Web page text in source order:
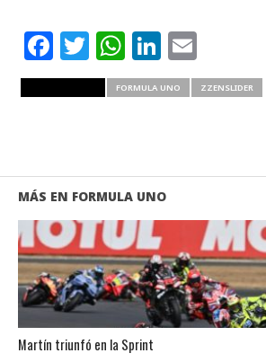
Facebook
Twitter
WhatsApp
LinkedIn
Email
FORMULA UNO ZZENSLIDER
MÁS EN FORMULA UNO
Martín triunfó en la Sprint